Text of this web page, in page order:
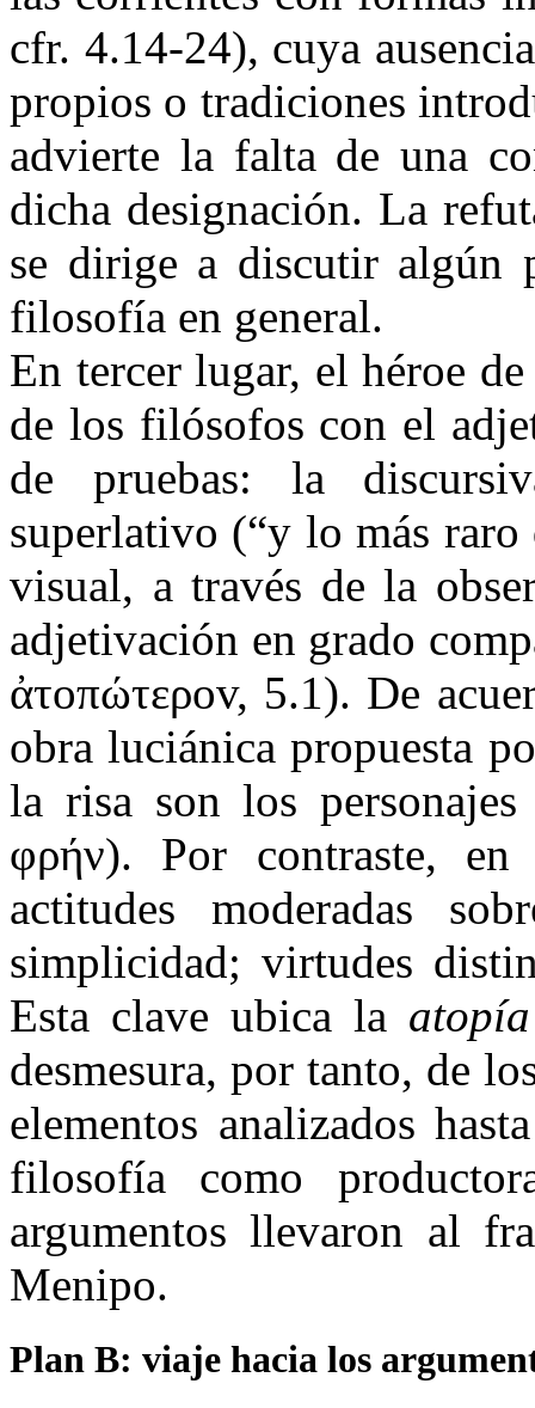
cfr. 4.14-24), cuya
propios o tradiciones
advierte la falta de una
dicha designación. La
se dirige a discutir algún
filosofía en general.
En tercer lugar, el héroe
de los filósofos con el
de pruebas: la
superlativo (“y lo más
visual, a través de la
adjetivación en grado
ἀτοπώτεροv, 5.1). De
obra luciánica propuesta
la risa son los
φρήν). Por contraste,
actitudes moderadas
simplicidad; virtudes
Esta clave ubica la
desmesura, por tanto, de
elementos analizados
filosofía como
argumentos llevaron al
Menipo.
Plan B: viaje hacia los